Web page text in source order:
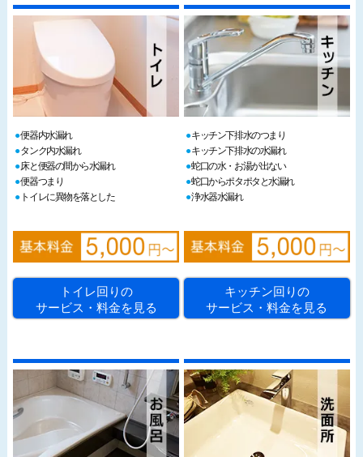
便器内水漏れ
タンク内水漏れ
床と便器の間から水漏れ
便器つまり
トイレに異物を落とした
トイレ回りの
サービス・料金を見る
キッチン下排水のつまり
キッチン下排水の水漏れ
蛇口の水・お湯が出ない
蛇口からポタポタと水漏れ
浄水器水漏れ
キッチン回りの
サービス・料金を見る